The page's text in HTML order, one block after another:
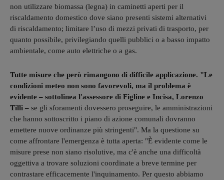
non utilizzare biomassa (legna) in caminetti aperti per il
riscaldamento domestico dove siano presenti sistemi alternativi
di riscaldamento; limitare l’uso di mezzi privati di trasporto, per
quanto possibile, privilegiando quelli pubblici o a basso impatto
ambientale, come auto elettriche o a gas.
Tutte misure che però rimangono di difficile applicazione. "Le
condizioni meteo non sono favorevoli, ma il problema è
evidente – sottolinea l'assessore di Figline e Incisa, Lorenzo
Tilli – se gli sforamenti dovessero proseguire, le amministrazioni
che hanno sottoscritto i piano di azione comunali dovranno
emettere nuove ordinanze più stringenti". Ma la questione su
come affrontare l'emergenza è tutta aperta: "È evidente come le
misure prese non siano risolutive, ma c'è anche una difficoltà
oggettiva a trovare soluzioni coordinate a breve termine per
contrastare efficacemente l'inquinamento. Per questo abbiamo